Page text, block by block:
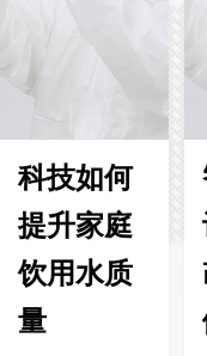
科技如何
提升家庭
饮用水质
量